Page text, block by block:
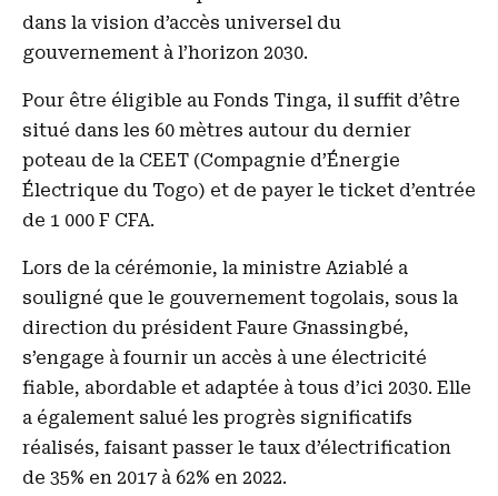
dans la vision d’accès universel du
gouvernement à l’horizon 2030.
Pour être éligible au Fonds Tinga, il suffit d’être
situé dans les 60 mètres autour du dernier
poteau de la CEET (Compagnie d’Énergie
Électrique du Togo) et de payer le ticket d’entrée
de 1 000 F CFA.
Lors de la cérémonie, la ministre Aziablé a
souligné que le gouvernement togolais, sous la
direction du président Faure Gnassingbé,
s’engage à fournir un accès à une électricité
fiable, abordable et adaptée à tous d’ici 2030. Elle
a également salué les progrès significatifs
réalisés, faisant passer le taux d’électrification
de 35% en 2017 à 62% en 2022.